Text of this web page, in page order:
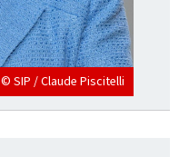
© SIP / Claude Piscitelli